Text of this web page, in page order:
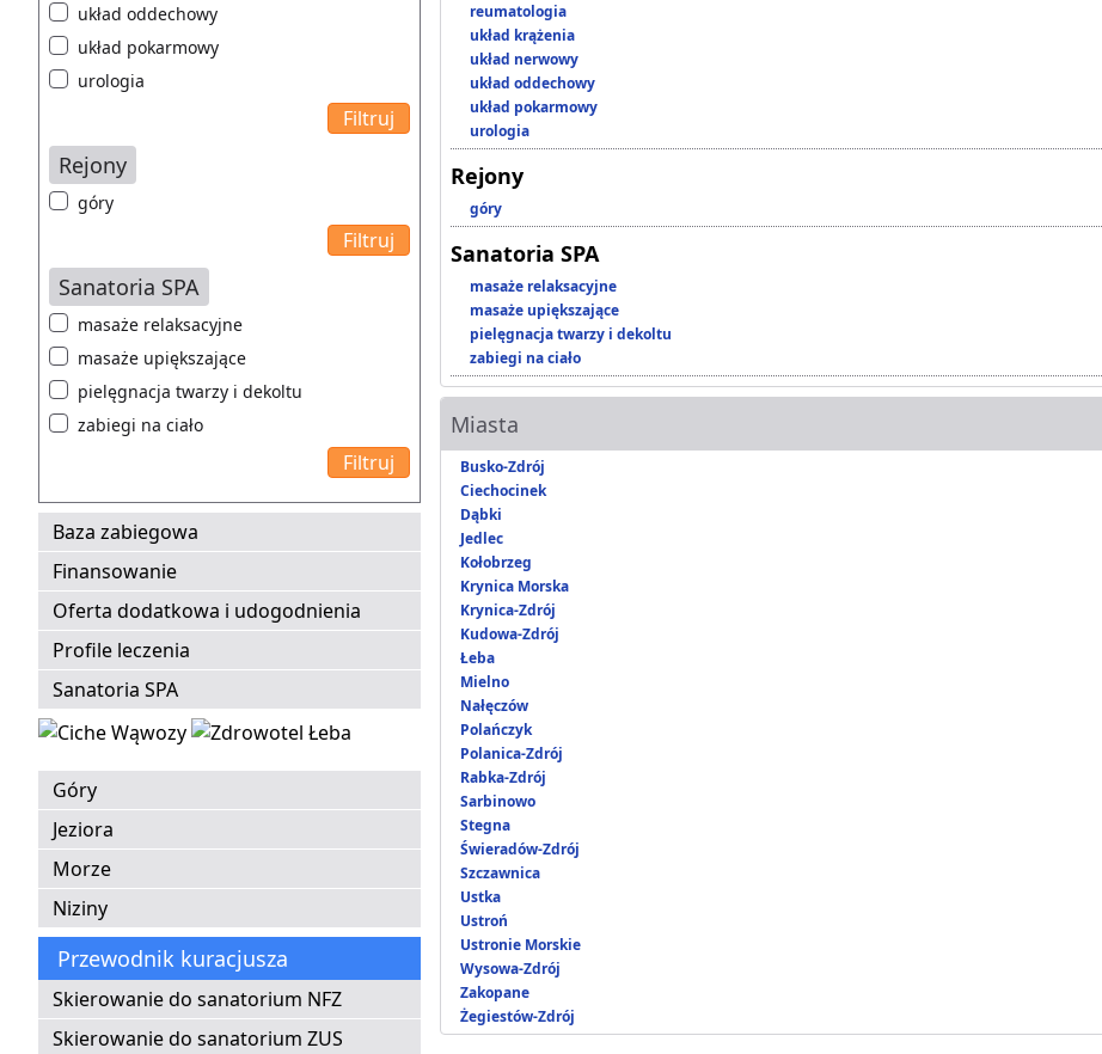
układ oddechowy
układ pokarmowy
urologia
Rejony
góry
Sanatoria SPA
masaże relaksacyjne
masaże upiększające
pielęgnacja twarzy i dekoltu
zabiegi na ciało
Baza zabiegowa
Finansowanie
Oferta dodatkowa i udogodnienia
Profile leczenia
Sanatoria SPA
Góry
Jeziora
Morze
Niziny
Przewodnik kuracjusza
Skierowanie do sanatorium NFZ
Skierowanie do sanatorium ZUS
reumatologia
układ krążenia
układ nerwowy
układ oddechowy
układ pokarmowy
urologia
Rejony
góry
Sanatoria SPA
masaże relaksacyjne
masaże upiększające
pielęgnacja twarzy i dekoltu
zabiegi na ciało
Miasta
Busko-Zdrój
Ciechocinek
Dąbki
Jedlec
Kołobrzeg
Krynica Morska
Krynica-Zdrój
Kudowa-Zdrój
Łeba
Mielno
Nałęczów
Polańczyk
Polanica-Zdrój
Rabka-Zdrój
Sarbinowo
Stegna
Świeradów-Zdrój
Szczawnica
Ustka
Ustroń
Ustronie Morskie
Wysowa-Zdrój
Zakopane
Żegiestów-Zdrój